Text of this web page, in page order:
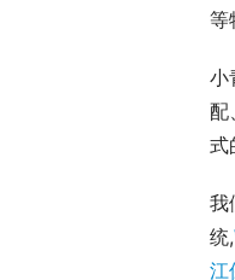
等
小
配
式
我
统,
江